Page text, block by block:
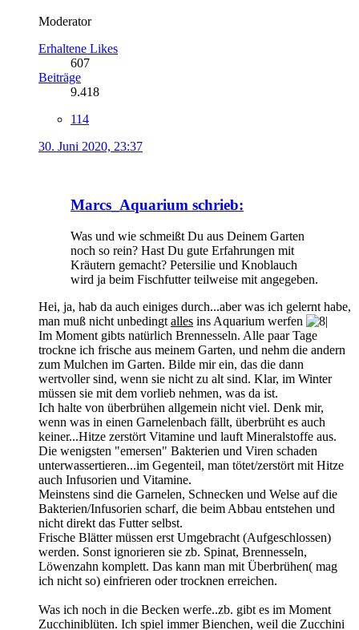
Moderator
Erhaltene Likes
607
Beiträge
9.418
114
30. Juni 2020, 23:37
Marcs_Aquarium schrieb:
Was und wie schmeißt Du aus Deinem Garten
noch so rein? Hast Du gute Erfahrungen mit
Kräutern gemacht? Petersilie und Knoblauch
wird ja beim Fischfutter teilweise mit angegeben.
Hei, ja, hab da auch einiges durch...aber was ich gelernt habe,
man muß nicht unbedingt alles ins Aquarium werfen
Im Moment gibts natürlich Brennesseln. Alle paar Tage
trockne ich frische aus meinem Garten, und nehm die andern
zum Mulchen im Garten. Bilde mir ein, das die dann
wertvoller sind, wenn sie nicht zu alt sind. Klar, im Winter
müssen sie mit dem vorlieb nehmen, was da ist.
Ich halte von überbrühen allgemein nicht viel. Denk mir,
wenn was in einen Garnelenbach fällt, überbrüht es auch
keiner...Hitze zerstört Vitamine und lauft Mineralstoffe aus.
Die wenigsten "emersen" Bakterien und Viren schaden
unterwassertieren...im Gegenteil, man tötet/zerstört mit Hitze
auch Infusorien und Vitamine.
Meinstens sind die Garnelen, Schnecken und Welse auf die
Bakterien/Infusorien scharf, die beim Abbau entstehen und
nicht direkt das Futter selbst.
Frische Blätter müssen erst Umgebracht (Aufgeschlossen)
werden. Sonst ignorieren sie zb. Spinat, Brennesseln,
Löwenzahn komplett. Das kann man mit Überbrühen( mag
ich nicht so) einfrieren oder trocknen erreichen.
Was ich noch in die Becken werfe..zb. gibt es im Moment
Zucchiniblüten. Ich spiel immer Bienchen, weil die Zucchini